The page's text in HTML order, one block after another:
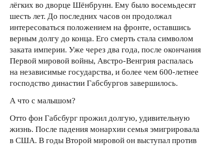
лёгких во дворце Шёнбрунн. Ему было восемьдесят
шесть лет. До последних часов он продолжал
интересоваться положением на фронте, оставшись
верным долгу до конца. Его смерть стала символом
заката империи. Уже через два года, после окончания
Первой мировой войны, Австро-Венгрия распалась
на независимые государства, и более чем 600-летнее
господство династии Габсбургов завершилось.
А что с малышом?
Отто фон Габсбург прожил долгую, удивительную
жизнь. После падения монархии семья эмигрировала
в США. В годы Второй мировой он выступал против